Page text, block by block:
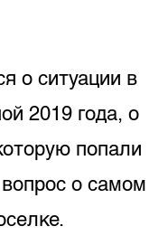
о ситуации в
2019 года, о
попали
о самом